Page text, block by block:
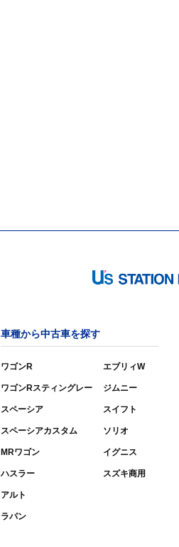
車種から中古車を探す
ワゴンR
ワゴンRスティングレー
スペーシア
スペーシアカスタム
MRワゴン
ハスラー
アルト
ラパン
エブリィW
ジムニー
スイフト
ソリオ
イグニス
スズキ商用